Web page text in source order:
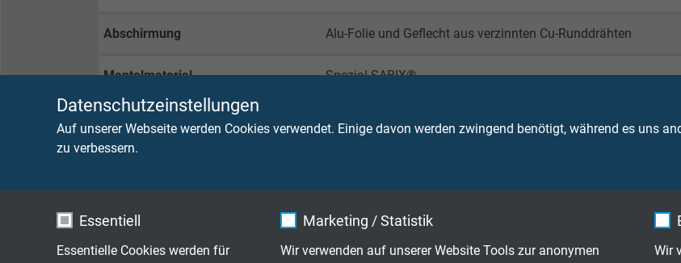
Datenschutzeinstellungen
Auf unserer Webseite werden Cookies verwendet. Einige davon werden zwingend benötigt, während es uns
zu verbessern.
Essentiell
Essentielle Cookies werden für
Marketing / Statistik
Wir verwenden auf unserer Website Tools zur anonymen
Wir
Abschirmung Alu-Folie und Geflecht aus verzinnten Cu-Runddrähten
Mantelmaterial Spezial SABIX®
TECHNISCHE DATEN